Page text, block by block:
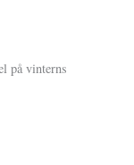
på vinterns